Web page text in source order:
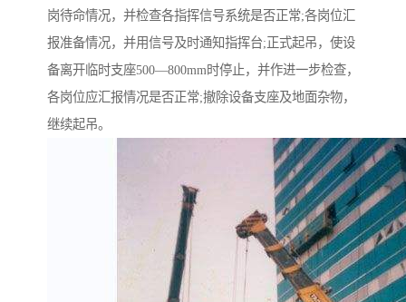
岗待命情况，并检查各指挥信号系统是否正常;各岗位汇
报准备情况，并用信号及时通知指挥台;正式起吊，使设
备离开临时支座500—800mm时停止，并作进一步检查，
各岗位应汇报情况是否正常;撤除设备支座及地面杂物，
继续起吊。